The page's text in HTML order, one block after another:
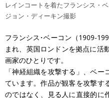
レインコートを着たフランシス・
ジョン・ディーキン撮影
Fransis Bacon in Raincoat ,
©The Estate of Franc is Bacon. All
フランシス･ベーコン（1909-
まれ、英国ロンドンを拠点に活
画家のひとりです。
「神経組織を攻撃する」、ベ
ています。作品が観客を攻撃す
のではなく、見る人に直接的に